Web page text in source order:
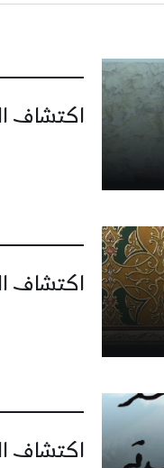
اكتشاف
اكتشاف
اكتشاف